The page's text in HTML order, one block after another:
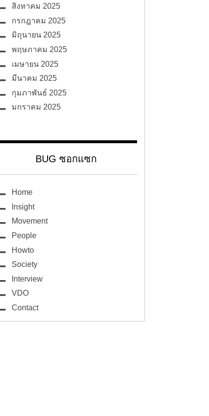
สิงหาคม 2025
กรกฎาคม 2025
มิถุนายน 2025
พฤษภาคม 2025
เมษายน 2025
มีนาคม 2025
กุมภาพันธ์ 2025
มกราคม 2025
BUG ซอกแซก
Home
Insight
Movement
People
Howto
Society
Interview
VDO
Contact